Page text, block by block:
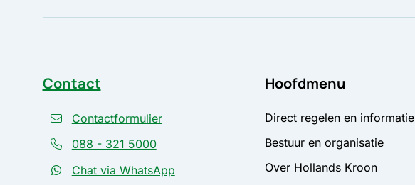
Contact
Contactformulier
088 - 321 5000
Chat via WhatsApp
Hoofdmenu
Direct regelen en informatie
Bestuur en organisatie
Over Hollands Kroon